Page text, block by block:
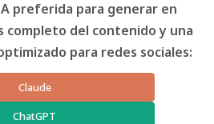
preferida para generar en
completo del contenido y una
para redes sociales:
Claude
ChatGPT